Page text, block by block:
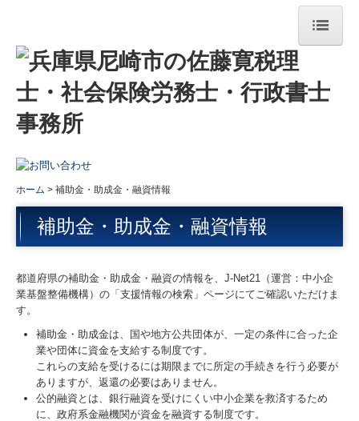
ホーム
事務所案内
法人・個人事業者の方
個人のお客様
労務のご相談
お問い合わせ
ホーム 補助金・助成金・融資情報
補助金・助成金・融資情報
都道府県の補助金・助成金・融資の情報を、J-Net21（運営：中小企
業基盤整備機構）の「支援情報の検索」ページにてご確認いただけま
す。
補助金・助成金は、国や地方公共団体が、一定の条件に合った企
業や団体に資金を支給する制度です。
これらの支給を受けるには期限までに所定の手続きを行う必要が
ありますが、返還の必要はありません。
公的融資とは、銀行融資を受けにくい中小企業を救済するため
に、政府系金融機関が資金を融資する制度です。